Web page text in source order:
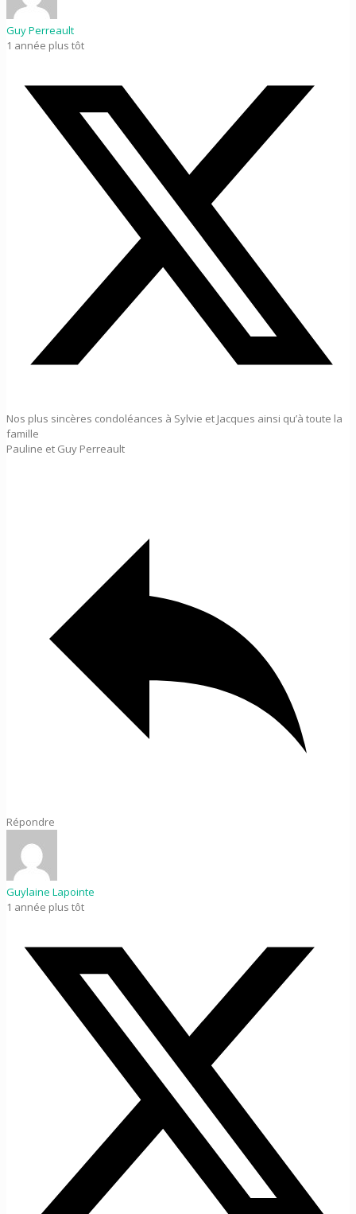
Guy Perreault
1 année plus tôt
Nos plus sincères condoléances à Sylvie et Jacques ainsi qu’à toute la
famille
Pauline et Guy Perreault
Répondre
Guylaine Lapointe
1 année plus tôt